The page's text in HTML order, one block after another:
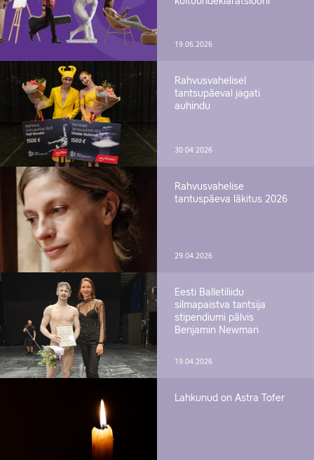
19.06.2026
Rahvusvahelisel
tantsupäeval jagati
auhindu
30.04.2026
Rahvusvahelise
tantuspäeva läkitus 2026
29.04.2026
Eesti Balletiliidu
silmapaistva tantsija
stipendiumi pälvis
Benjamin Newman
19.04.2026
Lahkunud on Astra Tofer